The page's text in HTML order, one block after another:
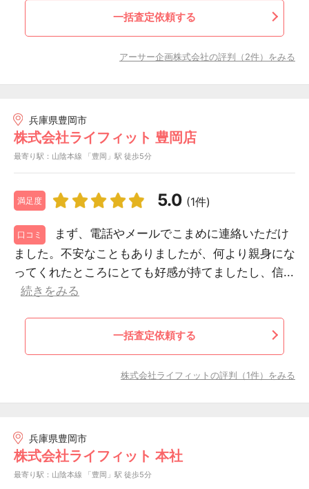
一括査定依頼する
アーサー企画株式会社の評判（2件）をみる
兵庫県豊岡市
株式会社ライフィット 豊岡店
最寄り駅：山陰本線 「豊岡」駅 徒歩5分
満足度 5.0 (1件)
口コミ
まず、電話やメールでこまめに連絡いただけ
ました。不安なこともありましたが、何より親身にな
ってくれたところにとても好感が持てましたし、信...
続きをみる
一括査定依頼する
株式会社ライフィットの評判（1件）をみる
兵庫県豊岡市
株式会社ライフィット 本社
最寄り駅：山陰本線 「豊岡」駅 徒歩5分